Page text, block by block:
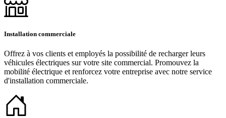
Installation commerciale
Offrez à vos clients et employés la possibilité de recharger leurs
véhicules électriques sur votre site commercial. Promouvez la
mobilité électrique et renforcez votre entreprise avec notre service
d'installation commerciale.